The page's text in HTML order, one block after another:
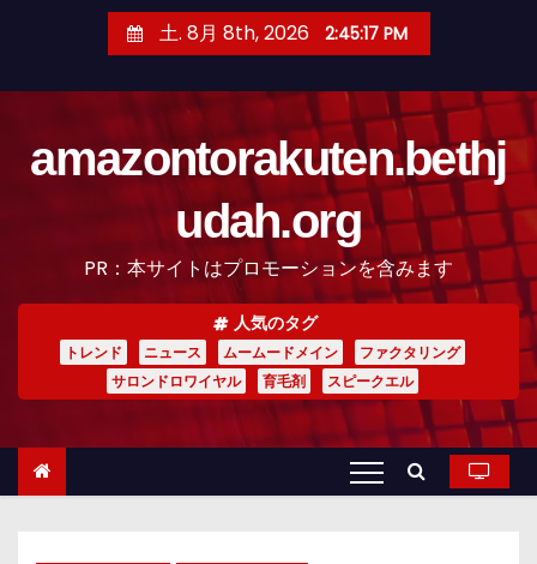
土. 8月 8th, 2026 2:45:18 PM
amazontorakuten.bethj
udah.org
PR：本サイトはプロモーションを含みます
人気のタグ
トレンド ニュース ムームードメイン
ファクタリング
サロンドロワイヤル
育毛剤 スピークエル